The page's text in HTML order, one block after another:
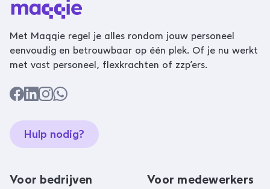
Met Maqqie regel je alles rondom jouw personeel
eenvoudig en betrouwbaar op één plek. Of je nu werkt
met vast personeel, flexkrachten of zzp’ers.
Hulp nodig?
Voor bedrijven Voor medewerkers